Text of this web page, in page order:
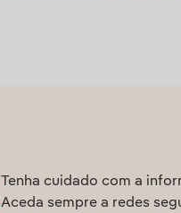
Tenha cuidado com a
Aceda sempre a redes